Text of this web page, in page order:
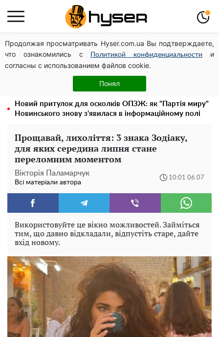
Продолжая просматривать Hyser.com.ua Вы подтверждаете,
что ознакомились с
Политикой конфиденциальности
и
согласны с использованием файлов cookie.
Понял
Українська авіатранспортна асоціація звернулася до
Мінфіну із закликом уніфікувати оподаткування
авіалізингу
На стадіоні «Спартак» у Києві відбувся товариський
матч між командами посольств США та Франції
Новий притулок для осколків ОПЗЖ: як "Партія миру"
Новинського знову з'явилася в інформаційному полі
Прощавай, лихоліття: 3 знака Зодіаку,
для яких середина липня стане
переломним моментом
Вікторія Паламарчук
Всі матеріали автора
10:01 06.07
Використовуйте це вікно можливостей. Займіться
тим, що давно відкладали, відпустіть старе, дайте
вхід новому.